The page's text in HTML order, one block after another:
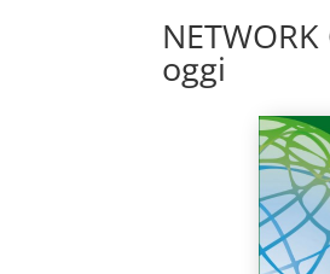
oggi